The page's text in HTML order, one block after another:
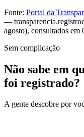
Fonte: Portal da
—
agosto), consultados em
Sem complicação
Não sabe em
foi registrado?
A gente descobre por